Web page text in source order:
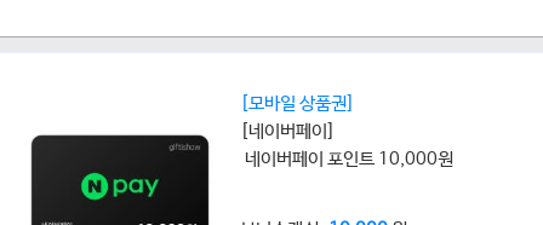
[모바일 상품권]
[네이버페이]
네이버페이 포인트 10,000원